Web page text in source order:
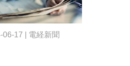
06-17 | 電経新聞